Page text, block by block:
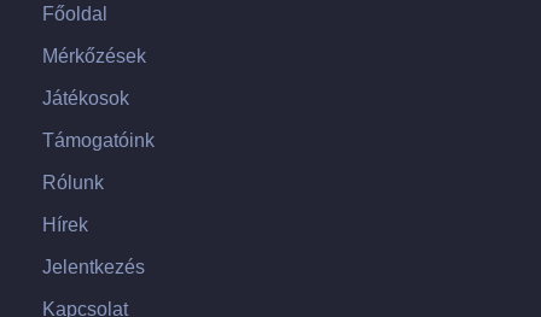
Főoldal
Mérkőzések
Játékosok
Támogatóink
Rólunk
Hírek
Jelentkezés
Kapcsolat